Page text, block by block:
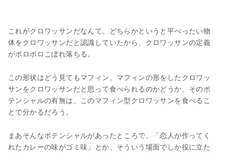
これがクロワッサンだなんて。どちらかというと平べったい物
体をクロワッサンだと認識していたから、クロワッサンの定義
がポロポロこぼれ落ちる。
この形状はどう見てもマフィン。マフィンの形をしたクロワッ
サンをクロワッサンだと思って食べられるのかどうか。そのポ
テンシャルの有無は、このマフィン型クロワッサンを食べるこ
とで分かるだろう。
まあそんなポテンシャルがあったところで、「恋人が作ってく
れたカレーの味がゴミ味」とか、そういう場面でしか役に立た